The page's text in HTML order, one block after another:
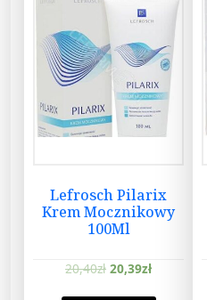
Lefrosch Pilarix
Krem Mocznikowy
100Ml
20,40zł 20,39zł